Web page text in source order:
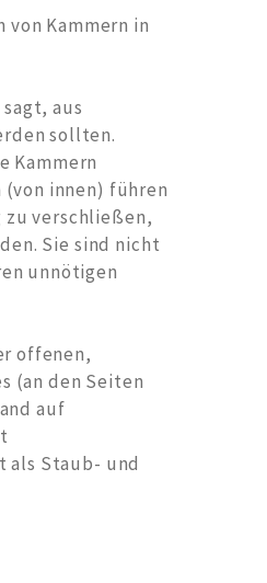
Kammern in
aus
sollten.
Kammern
innen) führen
verschließen,
Sie sind nicht
unnötigen
offenen,
(an den Seiten
auf
als Staub- und